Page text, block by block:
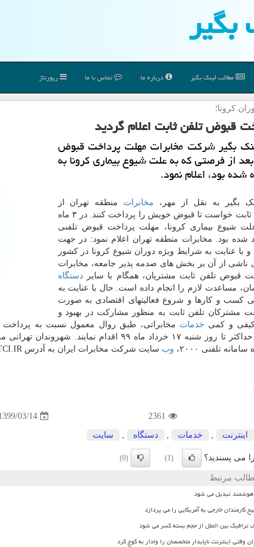
بگیر
مطالب لینك بگیر درباره ما تماس با ما رپورتاژ
كرونا؛
قبوض تلفن ثابت اعلام گردید
بگیر شركت مخابرات مهلت پرداخت قبوض
از فرصتی كه به علت شیوع بیماری كرونا به
شده بود، اعلام نمود.
بگیر به نقل از مهر، مخابرات منطقه تهران از
مشترکان تلفن ثابت خواست تا قبوض خویش را پرداخت کنند. در ۳ ماه
شیوع بیماری کرونا، مهلت پرداخت قبوض تلفنی
شده بود. مخابرات منطقه تهران اعلام نمود: در جهت
با عنایت به شرایط ویژه دوران شیوع کرونا در کشور
ناشی از آن بر بخش های صدمه پذیر جامعه، مخابرات
قبوض تلفن ثابت مشتریان، همگام با سایردستگاه
مساعدت لازم را انجام داده است. حال با عنایت به
کسب و کارها و شروع فعالیتهای اقتصادی به صورت
مشترکان تلفن ثابت به منظور مشارکت در بهبود و
و کمی خدمات مخابراتی، طبق روال معمول نسبت به پرداخت
پرسرعت خود حداکثر تا روز شنبه ۱۷ خرداد ماه ۹۹
تلفنی ۲۰۰۰،
وب سایت شرکت مخابرات ایران به آدرس WWW.TCI.IR و یا کد دستوری ستاره ۲۰۲۰ مربع پرداخت کنند.
2361
03/14
اینترنت خدمات دستگاه سایت
می پسندید؟ (1)
(0)
مرتبط
هوشمند تبدیل می شود
کارمندان خارجی به آمریکایی را می پردازد
ترافیک بین الملل از حجم بسته کسر می شود
وقتی اینترنت ناپایدار متخصصان را وادار به کوچ کرد